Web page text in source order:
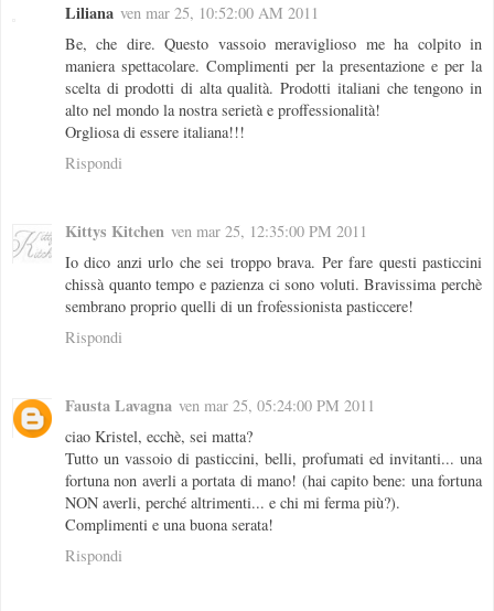
Liliana ven mar 25, 10:52:00 AM 2011
Be, che dire. Questo vassoio meraviglioso me ha colpito in
maniera spettacolare. Complimenti per la presentazione e per la
scelta di prodotti di alta qualità. Prodotti italiani che tengono in
alto nel mondo la nostra serietà e proffessionalità!
Orgliosa di essere italiana!!!
Rispondi
Kittys Kitchen ven mar 25, 12:35:00 PM 2011
Io dico anzi urlo che sei troppo brava. Per fare questi pasticcini
chissà quanto tempo e pazienza ci sono voluti. Bravissima perchè
sembrano proprio quelli di un frofessionista pasticcere!
Rispondi
Fausta Lavagna ven mar 25, 05:24:00 PM 2011
ciao Kristel, ecchè, sei matta?
Tutto un vassoio di pasticcini, belli, profumati ed invitanti... una
fortuna non averli a portata di mano! (hai capito bene: una fortuna
NON averli, perché altrimenti... e chi mi ferma più?).
Complimenti e una buona serata!
Rispondi